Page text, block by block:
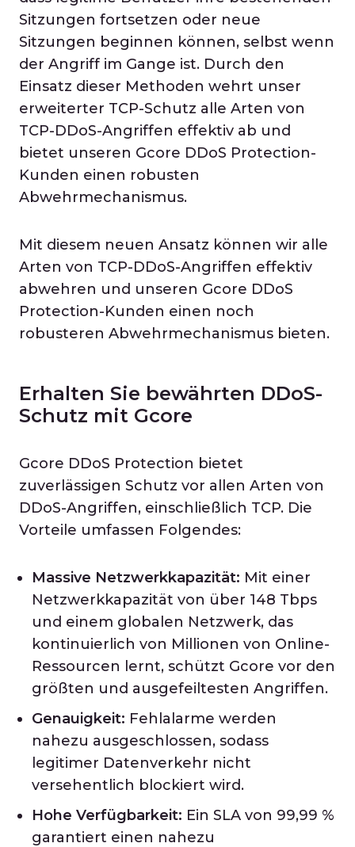
Sitzungen fortsetzen oder neue
Sitzungen beginnen können, selbst wenn
der Angriff im Gange ist. Durch den
Einsatz dieser Methoden wehrt unser
erweiterter TCP-Schutz alle Arten von
TCP-DDoS-Angriffen effektiv ab und
bietet unseren Gcore DDoS Protection-
Kunden einen robusten
Abwehrmechanismus.
Mit diesem neuen Ansatz können wir alle
Arten von TCP-DDoS-Angriffen effektiv
abwehren und unseren Gcore DDoS
Protection-Kunden einen noch
robusteren Abwehrmechanismus bieten.
Erhalten Sie bewährten DDoS-
Schutz mit Gcore
Gcore DDoS Protection bietet
zuverlässigen Schutz vor allen Arten von
DDoS-Angriffen, einschließlich TCP. Die
Vorteile umfassen Folgendes:
Massive Netzwerkkapazität: Mit einer
Netzwerkkapazität von über 148 Tbps
und einem globalen Netzwerk, das
kontinuierlich von Millionen von Online-
Ressourcen lernt, schützt Gcore vor den
größten und ausgefeiltesten Angriffen.
Genauigkeit: Fehlalarme werden
nahezu ausgeschlossen, sodass
legitimer Datenverkehr nicht
versehentlich blockiert wird.
Hohe Verfügbarkeit: Ein SLA von 99,99 %
garantiert einen nahezu